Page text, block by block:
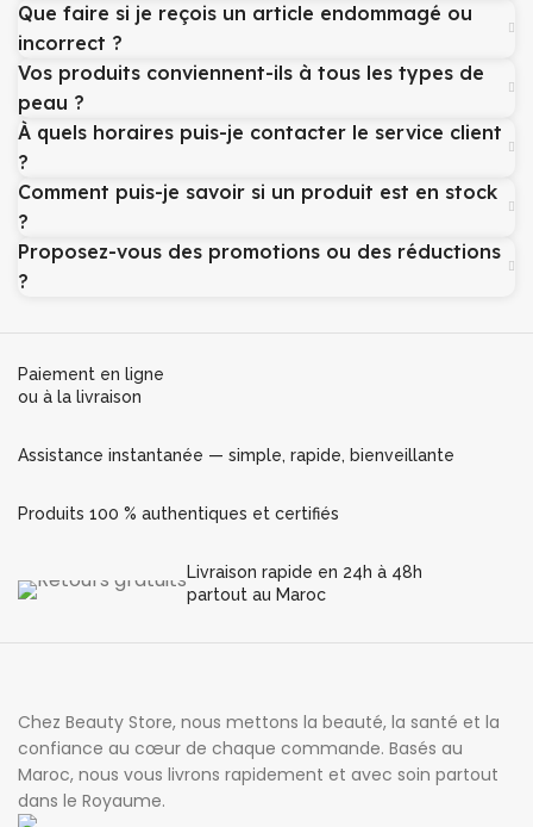
Que faire si je reçois un article endommagé ou
incorrect ?
Vos produits conviennent-ils à tous les types de
peau ?
À quels horaires puis-je contacter le service client
?
Comment puis-je savoir si un produit est en stock
?
Proposez-vous des promotions ou des réductions
?
Paiement en ligne
ou à la livraison
Assistance instantanée — simple, rapide, bienveillante
Produits 100 % authentiques et certifiés
Livraison rapide en 24h à 48h
partout au Maroc
Chez Beauty Store, nous mettons la beauté, la santé et la
confiance au cœur de chaque commande. Basés au
Maroc, nous vous livrons rapidement et avec soin partout
dans le Royaume.